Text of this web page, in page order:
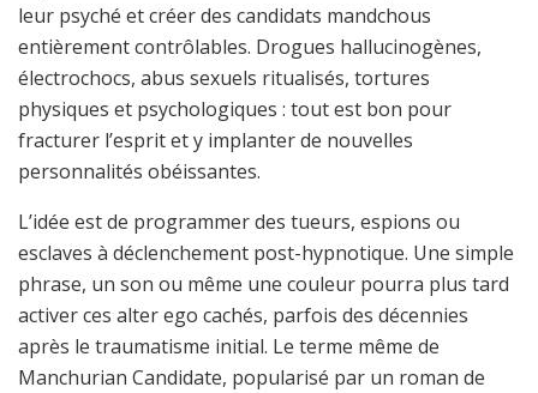
leur psyché et créer des candidats mandchous
entièrement contrôlables. Drogues hallucinogènes,
électrochocs, abus sexuels ritualisés, tortures
physiques et psychologiques : tout est bon pour
fracturer l’esprit et y implanter de nouvelles
personnalités obéissantes.
L’idée est de programmer des tueurs, espions ou
esclaves à déclenchement post-hypnotique. Une simple
phrase, un son ou même une couleur pourra plus tard
activer ces alter ego cachés, parfois des décennies
après le traumatisme initial. Le terme même de
Manchurian Candidate, popularisé par un roman de